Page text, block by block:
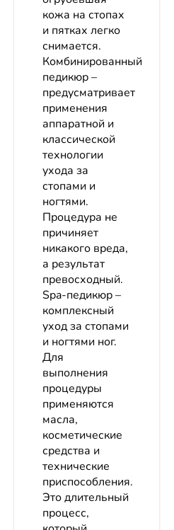
кожа на стопах
и пятках легко
снимается.
Комбинированный
педикюр –
предусматривает
применения
аппаратной и
классической
технологии
ухода за
стопами и
ногтями.
Процедура не
причиняет
никакого вреда,
а результат
превосходный.
Spa-педикюр –
комплексный
уход за стопами
и ногтями ног.
Для
выполнения
процедуры
применяются
масла,
косметические
средства и
технические
приспособления.
Это длительный
процесс,